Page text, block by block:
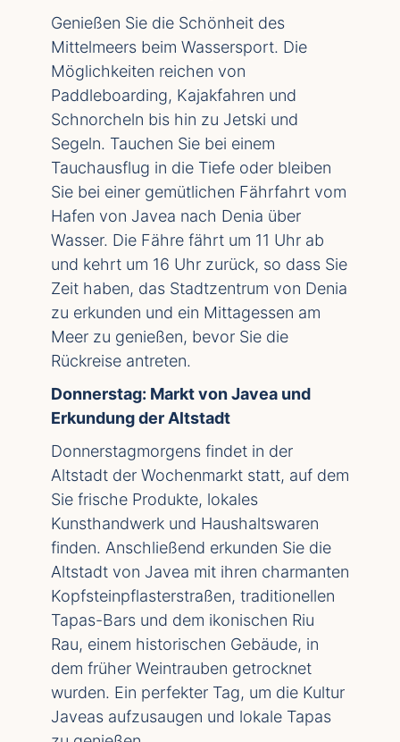
Genießen Sie die Schönheit des
Mittelmeers beim Wassersport. Die
Möglichkeiten reichen von
Paddleboarding, Kajakfahren und
Schnorcheln bis hin zu Jetski und
Segeln. Tauchen Sie bei einem
Tauchausflug in die Tiefe oder bleiben
Sie bei einer gemütlichen Fährfahrt vom
Hafen von Javea nach Denia über
Wasser. Die Fähre fährt um 11 Uhr ab
und kehrt um 16 Uhr zurück, so dass Sie
Zeit haben, das Stadtzentrum von Denia
zu erkunden und ein Mittagessen am
Meer zu genießen, bevor Sie die
Rückreise antreten.
Donnerstag: Markt von Javea und
Erkundung der Altstadt
Donnerstagmorgens findet in der
Altstadt der Wochenmarkt statt, auf dem
Sie frische Produkte, lokales
Kunsthandwerk und Haushaltswaren
finden. Anschließend erkunden Sie die
Altstadt von Javea mit ihren charmanten
Kopfsteinpflasterstraßen, traditionellen
Tapas-Bars und dem ikonischen Riu
Rau, einem historischen Gebäude, in
dem früher Weintrauben getrocknet
wurden. Ein perfekter Tag, um die Kultur
Javeas aufzusaugen und lokale Tapas